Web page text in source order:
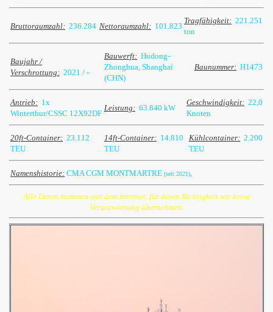
Bruttoraumzahl: 236.284 Nettoraumzahl: 101.823
Tragfähigkeit: 221.251
ton
Baujahr /
Verschrottung: 2021 / -
Bauwerft: Hudong-
Zhonghua, Shanghai
(CHN)
Baunummer: H1473
Antrieb: 1x
Winterthur/CSSC 12X92DF
Leistung: 63.840 kW
Geschwindigkeit: 22,0
Knoten
20ft-Container: 23.112
TEU
14ft-Container: 14.810
TEU
Kühlcontainer: 2.200
TEU
Namenshistorie: CMA CGM MONTMARTRE (seit 2021),
Alle Daten stammen aus dem Internet, für deren Richtigkeit wir keine
Verantwortung übernehmen.